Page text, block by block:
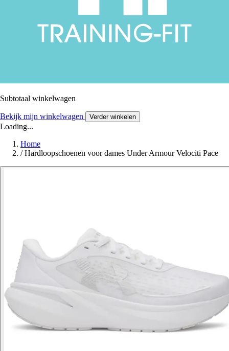
Subtotaal winkelwagen
Bekijk mijn winkelwagen Verder winkelen
Loading...
Home
/ Hardloopschoenen voor dames Under Armour Velociti Pace